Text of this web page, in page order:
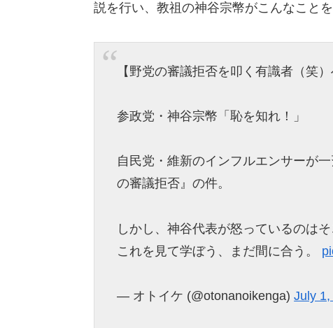
説を行い、教祖の神谷宗幣がこんなことを
【野党の審議拒否を叩く有識者（笑）
参政党・神谷宗幣「恥を知れ！」
自民党・維新のインフルエンサーが
の審議拒否』の件。
しかし、神谷代表が怒っているのはそ
これを見て学ぼう、まだ間に合う。
— オトイケ (@otonanoikenga)July